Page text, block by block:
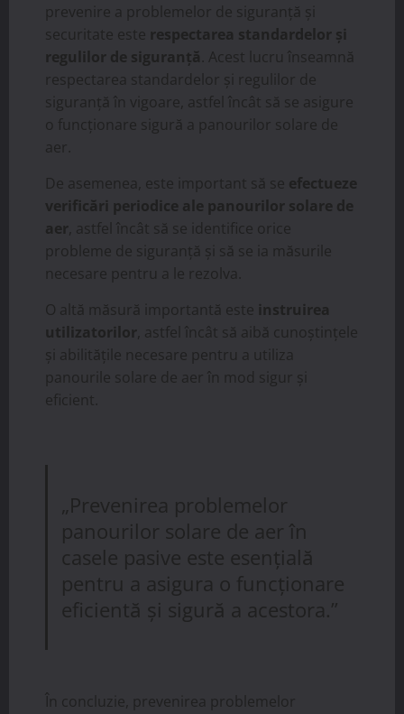
prevenire a problemelor de siguranță și
securitate este respectarea standardelor și
regulilor de siguranță . Acest lucru înseamnă
respectarea standardelor și regulilor de
siguranță în vigoare, astfel încât să se asigure
o funcționare sigură a panourilor solare de
aer.
De asemenea, este important să se efectueze
verificări periodice ale panourilor solare de
aer , astfel încât să se identifice orice
probleme de siguranță și să se ia măsurile
necesare pentru a le rezolva.
O altă măsură importantă este instruirea
utilizatorilor , astfel încât să aibă cunoștințele
și abilitățile necesare pentru a utiliza
panourile solare de aer în mod sigur și
eficient.
„Prevenirea problemelor
panourilor solare de aer în
casele pasive este esențială
pentru a asigura o funcționare
eficientă și sigură a acestora.”
În concluzie, prevenirea problemelor